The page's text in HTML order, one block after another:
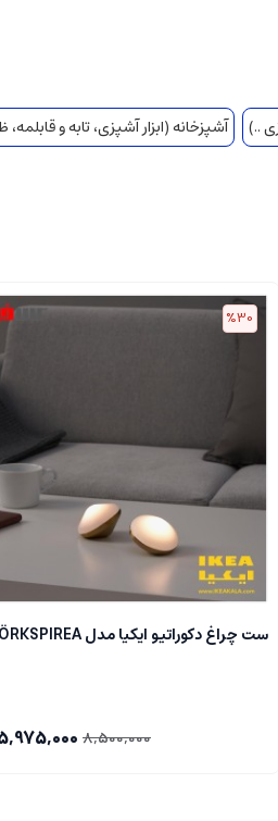
..)
آشپزخانه (ابزار آشپزی، تابه و
%30
ست چراغ دکوراتیو ایکیا مدل BJÖRKSPIREA
8,500,000